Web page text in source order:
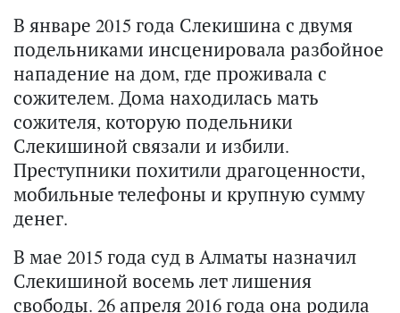
В январе 2015 года Слекишина с двумя
подельниками инсценировала разбойное
нападение на дом, где проживала с
сожителем. Дома находилась мать
сожителя, которую подельники
Слекишиной связали и избили.
Преступники похитили драгоценности,
мобильные телефоны и крупную сумму
денег.
В мае 2015 года суд в Алматы назначил
Слекишиной восемь лет лишения
свободы. 26 апреля 2016 года она родила